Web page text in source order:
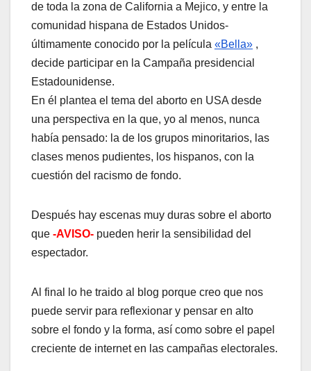
de toda la zona de California a Mejico, y entre la
comunidad hispana de Estados Unidos-
últimamente conocido por la pelí­cula «Bella» ,
decide participar en la Campaña presidencial
Estadounidense.
En él plantea el tema del aborto en USA desde
una perspectiva en la que, yo al menos, nunca
habí­a pensado: la de los grupos minoritarios, las
clases menos pudientes, los hispanos, con la
cuestión del racismo de fondo.
Después hay escenas muy duras sobre el aborto
que -AVISO- pueden herir la sensibilidad del
espectador.
Al final lo he traido al blog porque creo que nos
puede servir para reflexionar y pensar en alto
sobre el fondo y la forma, así­ como sobre el papel
creciente de internet en las campañas electorales.